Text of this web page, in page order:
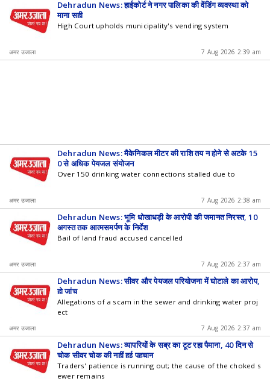
Dehradun News: हाईकोर्ट ने नगर पालिका की वेंडिंग व्यवस्था को
माना सही
High Court upholds municipality's vending system
अमर उजाला 7 Aug 2026 2:39 am
Dehradun News: मैकेनिकल मीटर की राशि तय न होने से अटके 15
0 से अधिक पेयजल संयोजन
Over 150 drinking water connections stalled due to
अमर उजाला 7 Aug 2026 2:38 am
Dehradun News: भूमि धोखाधड़ी के आरोपी की जमानत निरस्त, 10
अगस्त तक आत्मसमर्पण के निर्देश
Bail of land fraud accused cancelled
अमर उजाला 7 Aug 2026 2:37 am
Dehradun News: सीवर और पेयजल परियोजना में घोटाले का आरोप,
हो जांच
Allegations of a scam in the sewer and drinking water proj
ect
अमर उजाला 7 Aug 2026 2:37 am
Dehradun News: व्यापरियों के सब्र का टूट रहा पैमाना, 40 दिन से
चोक सीवर चोक की नहीं हुई पहचान
Traders' patience is running out; the cause of the choked s
ewer remains